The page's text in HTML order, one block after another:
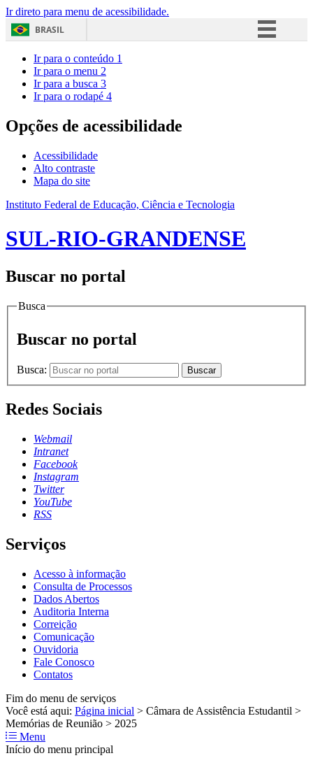
Ir direto para menu de acessibilidade.
BRASIL
Acesso à informação
Ir para o conteúdo 1
Ir para o menu 2
Ir para a busca 3
Ir para o rodapé 4
Opções de acessibilidade
Acessibilidade
Alto contraste
Mapa do site
Instituto Federal de Educação, Ciência e Tecnologia
SUL-RIO-GRANDENSE
Buscar no portal
Busca
Buscar no portal
Busca: Buscar
Redes Sociais
Webmail
Intranet
Facebook
Instagram
Twitter
YouTube
RSS
Serviços
Acesso à informação
Consulta de Processos
Dados Abertos
Auditoria Interna
Correição
Comunicação
Ouvidoria
Fale Conosco
Contatos
Fim do menu de serviços
Você está aqui: Página inicial > Câmara de Assistência Estudantil >
Memórias de Reunião > 2025
Menu
Início do menu principal